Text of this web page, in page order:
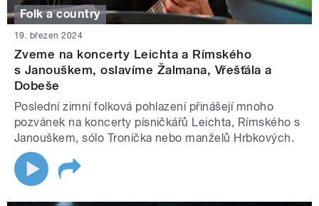
Folk a country
19. březen 2024
Zveme na koncerty Leichta a Rímského
s Janouškem, oslavíme Žalmana, Vřešťála a
Dobeše
Poslední zimní folková pohlazení přinášejí mnoho
pozvánek na koncerty písničkářů Leichta, Rímského s
Janouškem, sólo Troníčka nebo manželů Hrbkových.